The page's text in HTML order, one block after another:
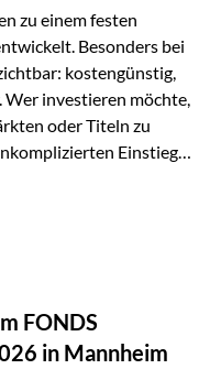
Ebenen ansetzt:
mit…
zu einem festen
Besonders bei
kostengünstig,
investieren möchte,
oder Titeln zu
Einstieg
gelten als teurer,
und ihre Stärken
breit
FONDS
in Mannheim